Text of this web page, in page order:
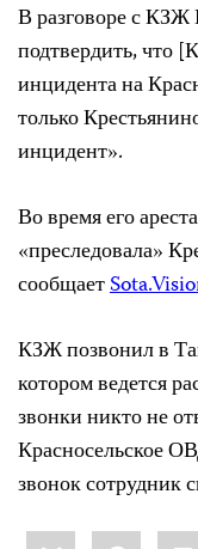
В разговоре с КЗЖ
подтвердить, что
инцидента на
только
инцидент».
Во время его
«преследовала»
сообщает
КЗЖ позвонил в
котором ведется
звонки никто не
Красносельское
звонок сотрудник
Share